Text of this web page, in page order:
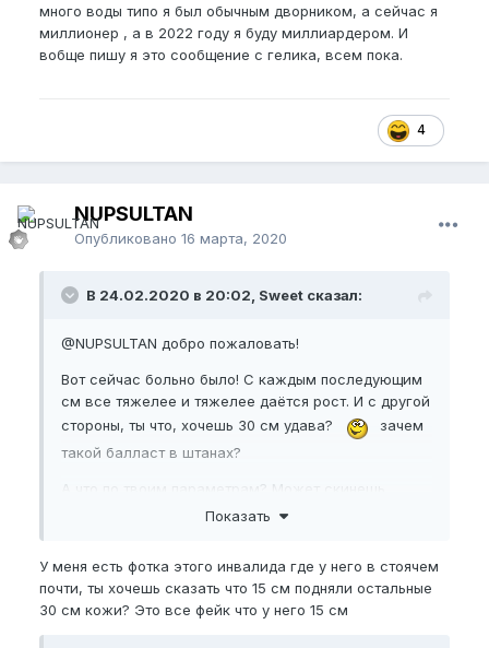
много воды типо я был обычным дворником, а сейчас я
миллионер , а в 2022 году я буду миллиардером. И
вобще пишу я это сообщение с гелика, всем пока.
4
NUPSULTAN
Опубликовано 16 марта, 2020
В 24.02.2020 в 20:02, Sweet сказал:
@NUPSULTAN добро пожаловать!
Вот сейчас больно было! С каждым последующим
см все тяжелее и тяжелее даётся рост. И с другой
стороны, ты что, хочешь 30 см удава?
зачем
такой балласт в штанах?
А что по твоим параметрам? Может скинешь
Как правильно измерить член
А по поводу Роберто, он ведь инвалид? Вот
некоторая информация из интернетов;
Показать
У меня есть фотка этого инвалида где у него в стоячем
почти, ты хочешь сказать что 15 см подняли остальные
30 см кожи? Это все фейк что у него 15 см